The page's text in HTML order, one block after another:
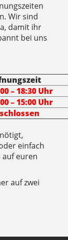
Wir sind
damit ihr
bei uns
– 18:30 Uhr
– 15:00 Uhr
einfach
euren
auf zwei